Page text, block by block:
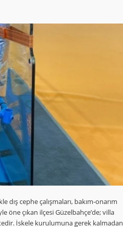
cephe çalışmaları, bakım-onarım
öne çıkan ilçesi Güzelbahçe’de; villa
İskele kurulumuna gerek kalmadan